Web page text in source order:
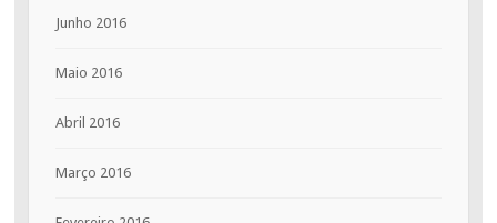
Junho 2016
Maio 2016
Abril 2016
Março 2016